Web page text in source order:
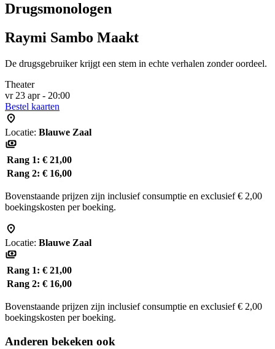
Drugsmonologen
Raymi Sambo Maakt
De drugsgebruiker krijgt een stem in echte verhalen zonder oordeel.
Theater
vr 23 apr - 20:00
Bestel kaarten
Locatie: Blauwe Zaal
Rang 1: € 21,00
Rang 2: € 16,00
Bovenstaande prijzen zijn inclusief consumptie en exclusief € 2,00
boekingskosten per boeking.
Locatie: Blauwe Zaal
Rang 1: € 21,00
Rang 2: € 16,00
Bovenstaande prijzen zijn inclusief consumptie en exclusief € 2,00
boekingskosten per boeking.
Anderen bekeken ook